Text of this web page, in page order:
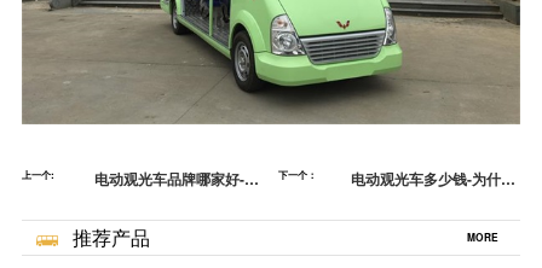
上一个:
电动观光车品牌哪家好-方
下一个：
电动观光车多少钱-为什么
推荐产品 MORE